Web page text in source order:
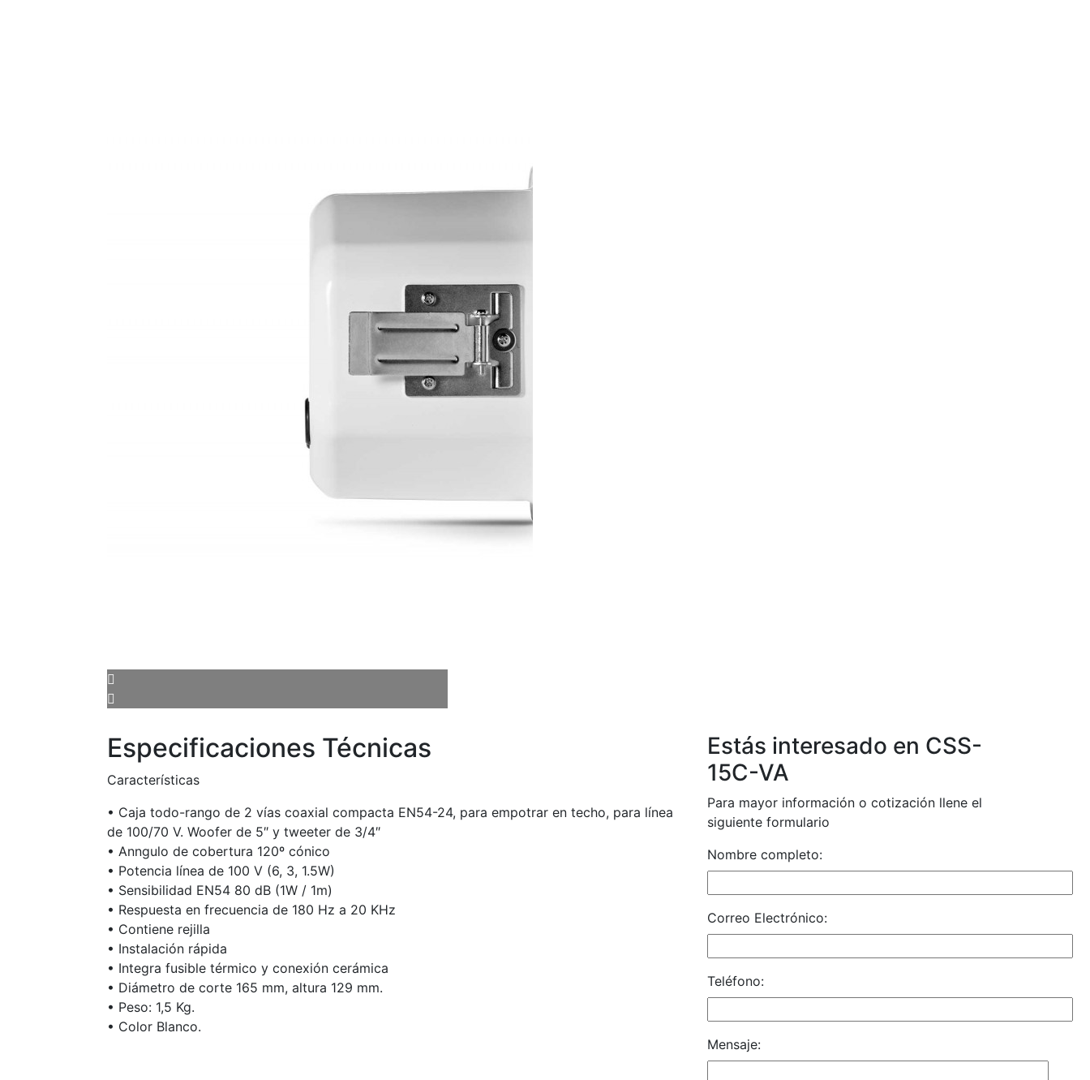
Especificaciones Técnicas
Características
• Caja todo-rango de 2 vías coaxial compacta EN54-24, para empotrar en techo, para línea
de 100/70 V. Woofer de 5″ y tweeter de 3/4″
• Anngulo de cobertura 120º cónico
• Potencia línea de 100 V (6, 3, 1.5W)
• Sensibilidad EN54 80 dB (1W / 1m)
• Respuesta en frecuencia de 180 Hz a 20 KHz
• Contiene rejilla
• Instalación rápida
• Integra fusible térmico y conexión cerámica
• Diámetro de corte 165 mm, altura 129 mm.
• Peso: 1,5 Kg.
• Color Blanco.
Estás interesado en CSS-
15C-VA
Para mayor información o cotización llene el
siguiente formulario
Nombre completo:
Correo Electrónico:
Teléfono:
Mensaje: